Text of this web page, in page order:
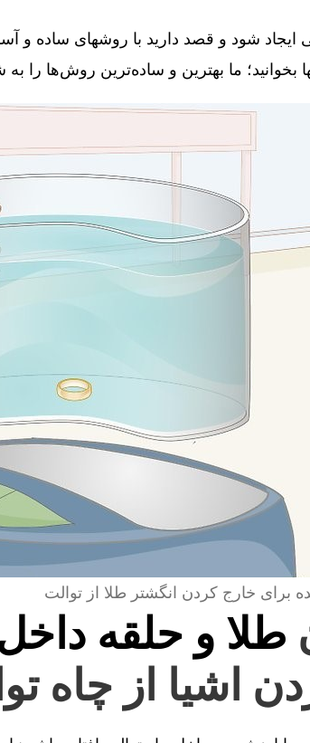
ایجاد شود و قصد دارید با روشهای ساده و
بخوانید؛ ما بهترین و ساده‌ترین روش‌ها را
برای خارج کردن انگشتر طلا از توالت
طلا و حلقه
اشیا از چاه